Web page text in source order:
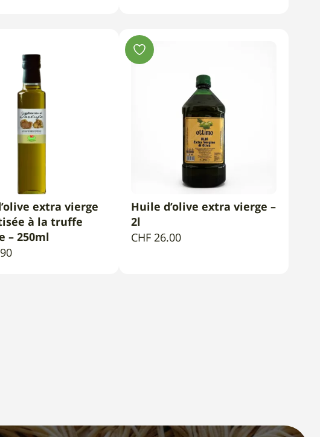
AU PANIER
extra vierge
à la truffe
– 250ml
AJOUTER AU PANIER
Huile d’olive extra vierge –
2l
CHF 26.00